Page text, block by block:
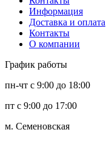
Информация
Доставка и оплата
Контакты
О компании
График работы
пн-чт с 9:00 до 18:00
пт с 9:00 до 17:00
м. Семеновская